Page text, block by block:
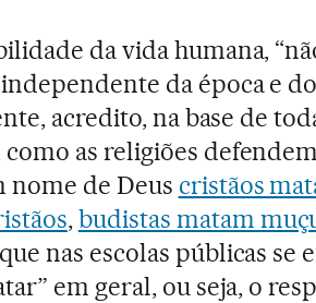
da vida humana,
da época e
acredito, na base de
as religiões
nome de Deus cristãos
,budistas matam
nas escolas públicas se
em geral, ou seja, o